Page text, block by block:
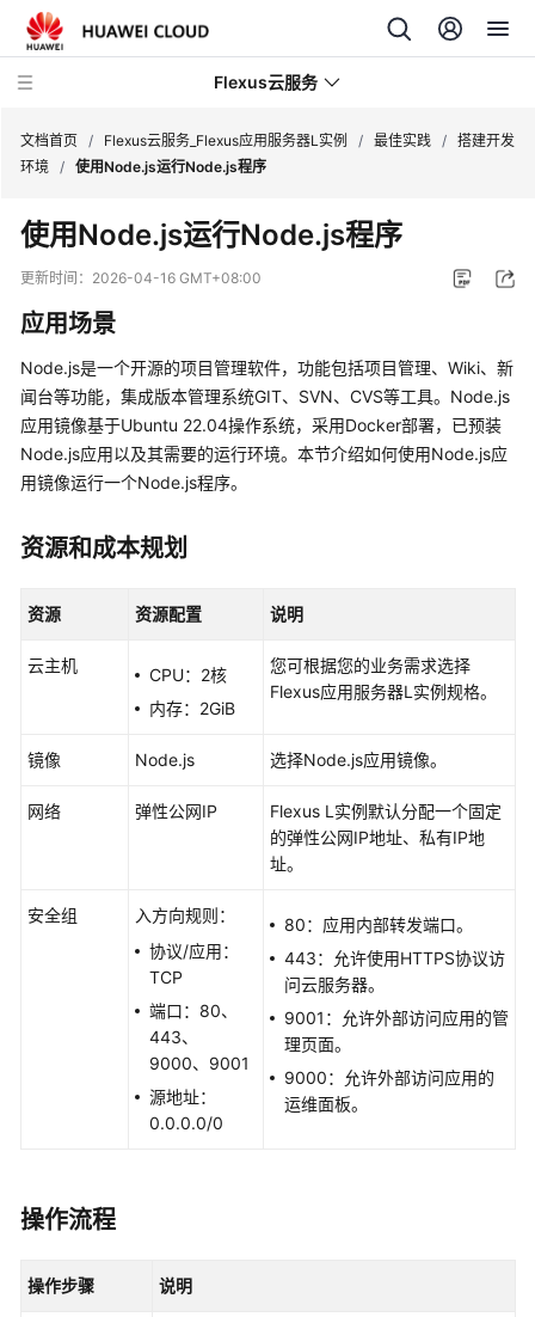
Flexus云服务
最
动
态
产
品
介
绍
快
门
用
南
最
Hermes
文档首页 / Flexus云服务_Flexus应用服务器L实例 / 最佳实践 / 搭建开发
环境 / 使用Node.js运行Node.js程序
使用Node.js运行Node.js程序
更新时间： 2026-04-16 GMT+08:00
应用场景
Node.js是一个开源的项目管理软件，功能包括项目管理、Wiki、新
闻台等功能，集成版本管理系统GIT、SVN、CVS等工具。Node.js
应用镜像基于Ubuntu 22.04操作系统，采用Docker部署，已预装
Node.js应用以及其需要的运行环境。本节介绍如何使用Node.js应
用镜像运行一个Node.js程序。
资源和成本规划
资源 资源配置 说明
云主机
CPU：2核
内存：2GiB
您可根据您的业务需求选择
Flexus应用服务器L实例规格。
镜像 Node.js 选择Node.js应用镜像。
网络 弹性公网IP
Flexus L实例默认分配一个固定
的弹性公网IP地址、私有IP地
址。
安全组
入方向规则：
协议/应用：
TCP
端口：80、
443、
9000、9001
源地址：
0.0.0.0/0
80：应用内部转发端口。
443：允许使用HTTPS协议访
问云服务器。
9001：允许外部访问应用的管
理页面。
9000：允许外部访问应用的
运维面板。
操作流程
操作步骤 说明